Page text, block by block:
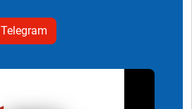
Telegram